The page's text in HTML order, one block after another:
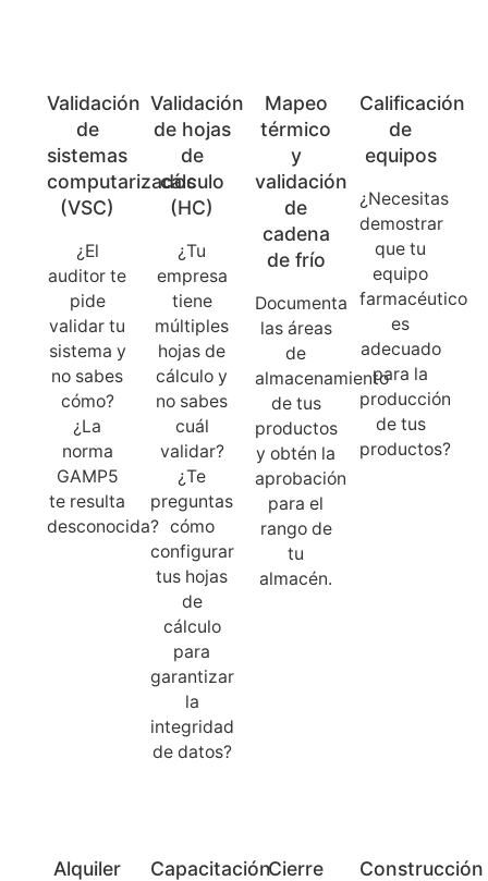
Validación
de
sistemas
computarizados
(VSC)
¿El
auditor te
pide
validar tu
sistema y
no sabes
cómo?
¿La
norma
GAMP5
te resulta
desconocida?
Validación
de hojas
de
cálculo
(HC)
¿Tu
empresa
tiene
múltiples
hojas de
cálculo y
no sabes
cuál
validar?
¿Te
preguntas
cómo
configurar
tus hojas
de
cálculo
para
garantizar
la
integridad
de datos?
Mapeo
térmico
y
validación
de
cadena
de frío
Documenta
las áreas
de
almacenamiento
de tus
productos
y obtén la
aprobación
para el
rango de
tu
almacén.
Calificación
de
equipos
¿Necesitas
demostrar
que tu
equipo
farmacéutico
es
adecuado
para la
producción
de tus
productos?
Alquiler
CapacitaciónCierre
Construcción